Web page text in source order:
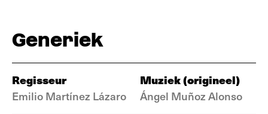
Generiek
Regisseur
Emilio Martínez Lázaro
Muziek (origineel)
Ángel Muñoz Alonso